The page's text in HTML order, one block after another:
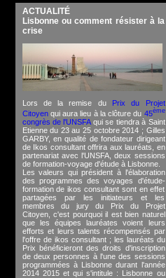
ACTUALITÉ
Lisbonne ou comment résister à la
crise
Lors de la remise du Prix du Projet
Citoyenqui aura lieu à la clôture du 45ème
congrès de l'UNSFAqui se tiendra à Saint
Etienne du 23 au 25 octobre 2014 ; Gilles
GARBY, en qualité de fondateur dirigeant
de Ikos consultant offrira aux lauréats, en
partenariat avec l'UNSFA, deux sessions
de formation-voyage d'étude à Lisbonne.
Les valeurs qui président à l'élaboration
des programmes des voyages d'étude-
formation de ikos consultant sont en effet
partagées par les initiateurs et les
membres du jury du Prix du Projet
Citoyen, c'est pourquoi il est bien naturel
que les équipes lauréates voient leurs
efforts et leurs talents récompensés par
l'offre de ikos consultant ; les lauréats du
Prix bénéficieront des droits d'inscription
de deux personnes à l'une des sessions
programmées à Lisbonne durant l'année
2014 2015 et qui s'intitule : Lisbonne ou